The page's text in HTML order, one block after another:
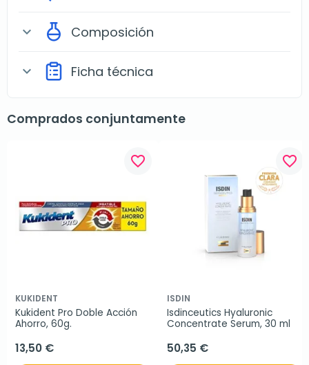
expand_more Composición
expand_more Ficha técnica
Comprados conjuntamente
favorite_border
KUKIDENT
Kukident Pro Doble Acción
Ahorro, 60g.
13,50 €
favorite_border
ISDIN
Isdinceutics Hyaluronic
Concentrate Serum, 30 ml
50,35 €